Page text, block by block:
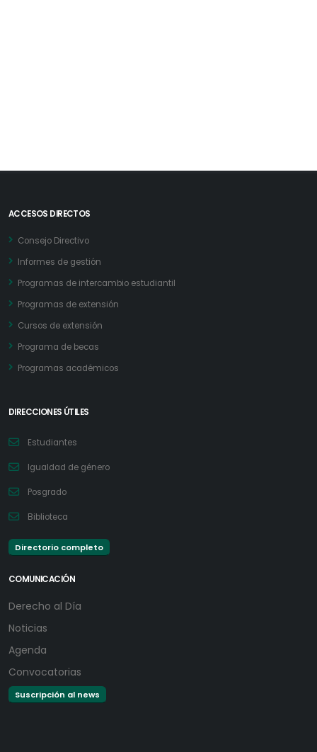
ACCESOS DIRECTOS
Consejo Directivo
Informes de gestión
Programas de intercambio estudiantil
Programas de extensión
Cursos de extensión
Programa de becas
Programas académicos
DIRECCIONES ÚTILES
Estudiantes
Igualdad de género
Posgrado
Biblioteca
Directorio completo
COMUNICACIÓN
Derecho al Día
Noticias
Agenda
Convocatorias
Suscripción al news